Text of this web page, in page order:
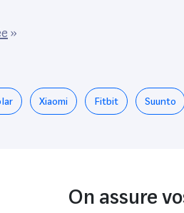
»
Xiaomi Fitbit Suunto
On assure